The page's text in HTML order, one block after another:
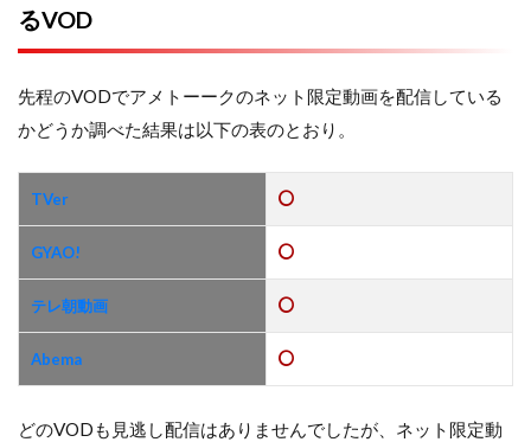
るVOD
先程のVODでアメトーークのネット限定動画を配信している
かどうか調べた結果は以下の表のとおり。
TVer
GYAO!
テレ朝動画
Abema
どのVODも見逃し配信はありませんでしたが、ネット限定動